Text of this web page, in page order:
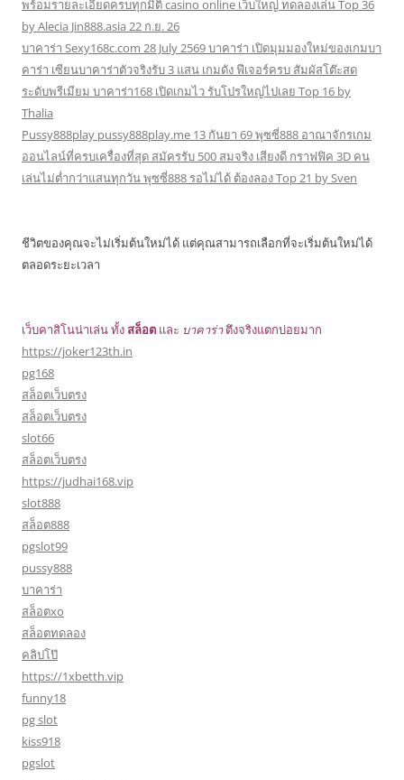
พร้อมรายละเอียดครบทุกมิติ casino online เว็บใหญ่ ทดลองเล่น Top 36
by Alecia Jin888.asia 22 ก.ย. 26
บาคาร่า Sexy168c.com 28 July 2569 บาคาร่า เปิดมุมมองใหม่ของเกมบา
คาร่า เซียนบาคาร่าตัวจริงรับ 3 แสน เกมดัง ฟีเจอร์ครบ สัมผัสโต๊ะสด
ระดับพรีเมียม บาคาร่า168 เปิดเกมไว รับโปรใหญ่ไปเลย Top 16 by
Thalia
Pussy888play pussy888play.me 13 กันยา 69 พุซซี่888 อาณาจักรเกม
ออนไลน์ที่ครบเครื่องที่สุด สมัครรับ 500 สมจริง เสียงดี กราฟฟิค 3D คน
เล่นไม่ต่ำกว่าแสนทุกวัน พุซซี่888 รอไม่ได้ ต้องลอง Top 21 by Sven
ชีวิตของคุณจะไม่เริ่มต้นใหม่ได้ แต่คุณสามารถเลือกที่จะเริ่มต้นใหม่ได้
ตลอดระยะเวลา
เว็บคาสิโนน่าเล่น ทั้งสล็อต และ บาคาร่าตึงจริงแตกบ่อยมาก
https://joker123th.in
pg168
สล็อตเว็บตรง
สล็อตเว็บตรง
slot66
สล็อตเว็บตรง
https://judhai168.vip
slot888
สล็อต888
pgslot99
pussy888
บาคาร่า
สล็อตxo
สล็อตทดลอง
คลิปโป๊
https://1xbetth.vip
funny18
pg slot
kiss918
pgslot